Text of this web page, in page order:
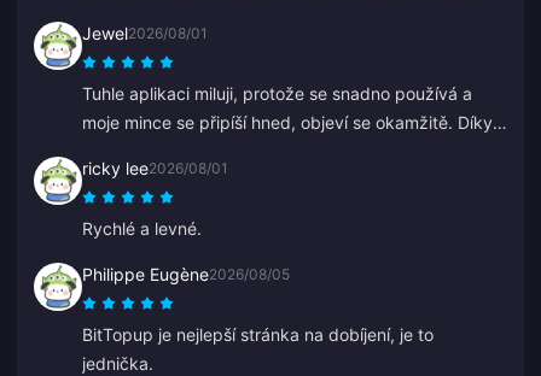
Jewel2026/08/01
Tuhle aplikaci miluji, protože se snadno používá a
moje mince se připíší hned, objeví se okamžitě. Díky
ricky lee2026/08/01
Rychlé a levné.
Philippe Eugène2026/08/05
BitTopup je nejlepší stránka na dobíjení, je to
jednička.